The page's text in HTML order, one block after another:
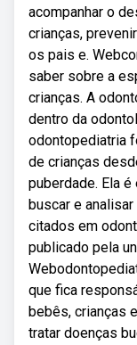
acompanhar o
crianças,
os pais e.
saber sobre a
crianças. A
dentro da
odontopediatria
de crianças
puberdade. Ela
buscar e
citados em
publicado pela
que fica
bebês, crianças
tratar doenças